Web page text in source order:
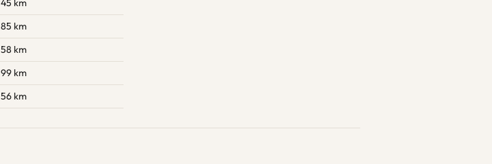
45 km
85 km
58 km
99 km
56 km